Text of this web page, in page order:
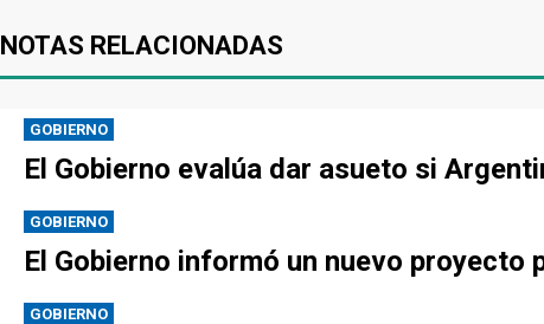
NOTAS RELACIONADAS
GOBIERNO
El Gobierno evalúa dar asueto si
GOBIERNO
El Gobierno informó un nuevo proyecto
GOBIERNO